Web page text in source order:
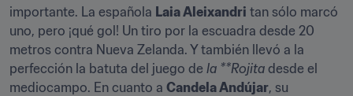
importante. La española Laia Aleixandri tan sólo marcó
uno, pero ¡qué gol! Un tiro por la escuadra desde 20
metros contra Nueva Zelanda. Y también llevó a la
perfección la batuta del juego de la **Rojita desde el
mediocampo. En cuanto a Candela Andújar, su